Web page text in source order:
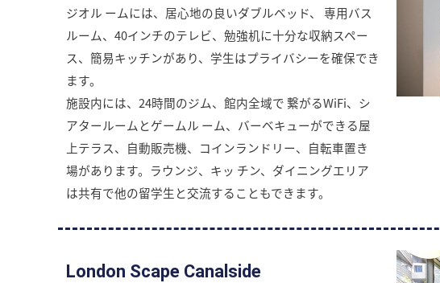
ジオル ームには、居心地の良いダブルベッド、 専用バス
ルーム、40インチのテレビ、勉強机に十分な収納スペー
ス、簡易キッチンがあり、学生はプライバシーを確保でき
ます。
施設内には、24時間のジム、館内全域で 繋がるWiFi、シ
アタールームとゲームル ーム、バーベキューができる屋
上テラス、自動販売機、コインランドリー、自転車置き
場があります。ラウンジ、キッ チン、ダイニングエリア
は共有で他の留学生と交流することもできます。
London Scape Canalside